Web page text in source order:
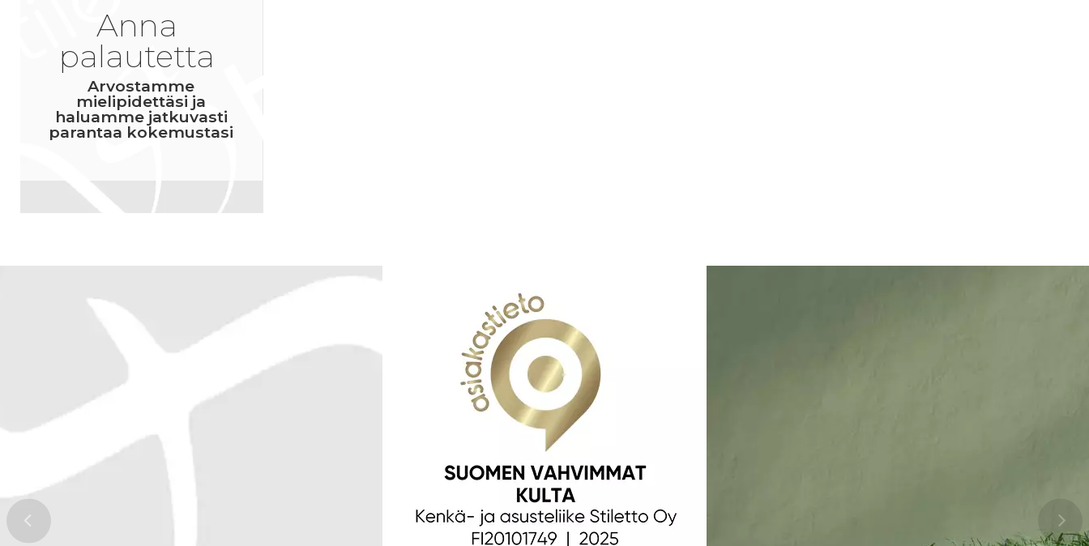
Anna
palautetta
Arvostamme
mielipidettäsi ja
haluamme jatkuvasti
parantaa kokemustasi